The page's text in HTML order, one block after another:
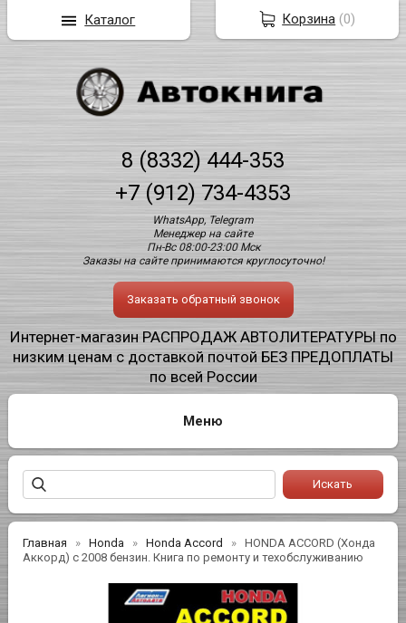
8 (8332) 444-353
+7 (912) 734-4353
WhatsApp, Telegram
Менеджер на сайте
Пн-Вс 08:00-23:00 Мск
Заказы на сайте принимаются круглосуточно!
Заказать обратный звонок
Интернет-магазин РАСПРОДАЖ АВТОЛИТЕРАТУРЫ по
низким ценам с доставкой почтой БЕЗ ПРЕДОПЛАТЫ
по всей России
Главная Honda Honda Accord
HONDA ACCORD (Хонда
Аккорд) с 2008 бензин. Книга по ремонту и техобслуживанию
Корзина (0)
Каталог